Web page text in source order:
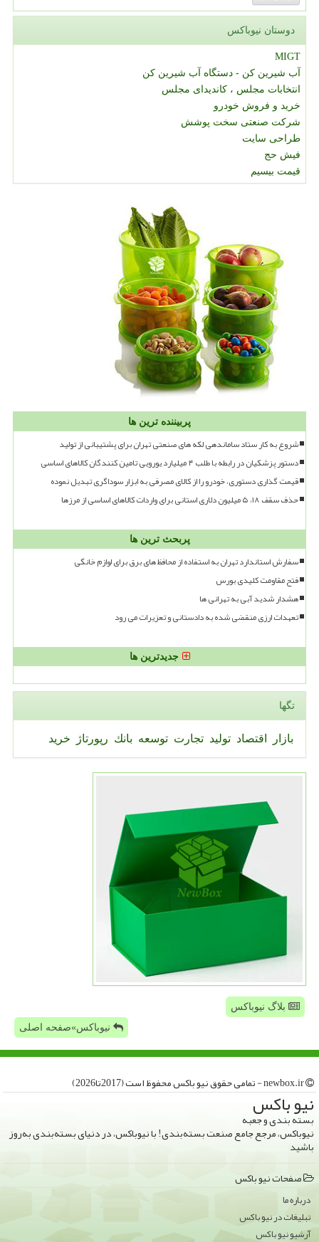
دوستان نیوباکس
MIGT
آب شیرین کن - دستگاه آب شیرین کن
انتخابات مجلس ، کاندیدای مجلس
خرید و فروش خودرو
شرکت صنعتی سخت پوشش
طراحی سایت
فیش حج
قیمت بیسیم
پربیننده ترین ها
شروع به کار ستاد ساماندهی لکه های صنعتی تهران برای پشتیبانی از تولید
دستور پزشکیان در رابطه با طلب ۴ میلیارد یورویی تامین کنندگان کالاهای اساسی
قیمت گذاری دستوری، خودرو را از کالای مصرفی به ابزار سوداگری تبدیل نموده
حذف سقف ۱۸، ۵ میلیون دلاری استانی برای واردات کالاهای اساسی از مرزها
پربحث ترین ها
سفارش استاندارد تهران به استفاده از محافظ های برق برای لوازم خانگی
فتح مقاومت کلیدی بورس
هشدار شدید آبی به تهرانی ها
تعهدات ارزی منقضی شده به دادستانی و تعزیرات می رود
جدیدترین ها
تگها
بازار اقتصاد تولید تجارت توسعه بانك رپورتاژ خرید
بلاگ نیوباکس
نیوباکس»صفحه اصلی
نیو باكس
بسته بندی و جعبه
نیوباکس، مرجع جامع صنعت بسته‌بندی! با نیوباکس، در دنیای بسته‌بندی به‌روز
باشید
صفحات نیو باكس
درباره ما
تبلیغات در نیو باكس
آرشیو نیو باكس